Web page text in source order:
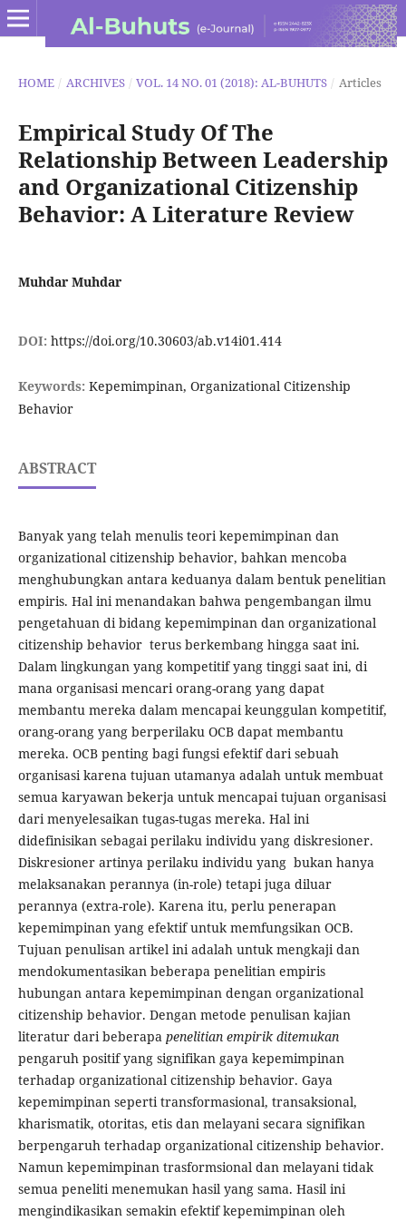
HOME / ARCHIVES / VOL. 14 NO. 01 (2018): AL-BUHUTS / Articles
Empirical Study Of The
Relationship Between Leadership
and Organizational Citizenship
Behavior: A Literature Review
Muhdar Muhdar
DOI: https://doi.org/10.30603/ab.v14i01.414
Keywords: Kepemimpinan, Organizational Citizenship
Behavior
ABSTRACT
Banyak yang telah menulis teori kepemimpinan dan
organizational citizenship behavior, bahkan mencoba
menghubungkan antara keduanya dalam bentuk penelitian
empiris. Hal ini menandakan bahwa pengembangan ilmu
pengetahuan di bidang kepemimpinan dan organizational
citizenship behavior terus berkembang hingga saat ini.
Dalam lingkungan yang kompetitif yang tinggi saat ini, di
mana organisasi mencari orang-orang yang dapat
membantu mereka dalam mencapai keunggulan kompetitif,
orang-orang yang berperilaku OCB dapat membantu
mereka. OCB penting bagi fungsi efektif dari sebuah
organisasi karena tujuan utamanya adalah untuk membuat
semua karyawan bekerja untuk mencapai tujuan organisasi
dari menyelesaikan tugas-tugas mereka. Hal ini
didefinisikan sebagai perilaku individu yang diskresioner.
Diskresioner artinya perilaku individu yang bukan hanya
melaksanakan perannya (in-role) tetapi juga diluar
perannya (extra-role). Karena itu, perlu penerapan
kepemimpinan yang efektif untuk memfungsikan OCB.
Tujuan penulisan artikel ini adalah untuk mengkaji dan
mendokumentasikan beberapa penelitian empiris
hubungan antara kepemimpinan dengan organizational
citizenship behavior. Dengan metode penulisan kajian
literatur dari beberapa penelitian empirik ditemukan
pengaruh positif yang signifikan gaya kepemimpinan
terhadap organizational citizenship behavior. Gaya
kepemimpinan seperti transformasional, transaksional,
kharismatik, otoritas, etis dan melayani secara signifikan
berpengaruh terhadap organizational citizenship behavior.
Namun kepemimpinan trasformsional dan melayani tidak
semua peneliti menemukan hasil yang sama. Hasil ini
mengindikasikan semakin efektif kepemimpinan oleh